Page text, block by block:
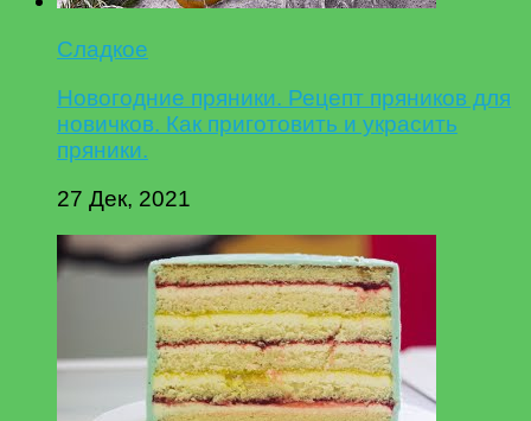
Сладкое
Новогодние пряники. Рецепт пряников для
новичков. Как приготовить и украсить
пряники.
27 Дек, 2021